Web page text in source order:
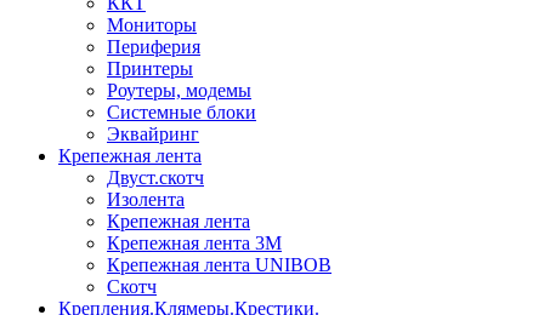
Мониторы
Периферия
Принтеры
Роутеры, модемы
Системные блоки
Эквайринг
Крепежная лента
Двуст.скотч
Изолента
Крепежная лента
Крепежная лента 3М
Крепежная лента UNIBOB
Скотч
Крепления.Клямеры.Крестики.